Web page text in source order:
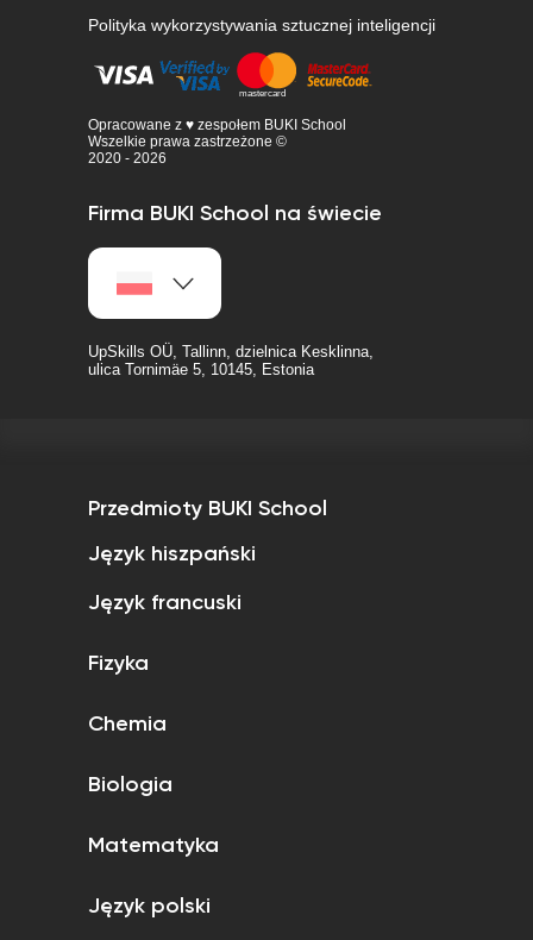
Polityka wykorzystywania sztucznej inteligencji
Opracowane z ♥ zespołem BUKI School
Wszelkie prawa zastrzeżone ©
2020 - 2026
Firma BUKI School na świecie
UpSkills OÜ, Tallinn, dzielnica Kesklinna,
ulica Tornimäe 5, 10145, Estonia
Przedmioty BUKI School
Język hiszpański
Język francuski
Fizyka
Chemia
Biologia
Matematyka
Język polski